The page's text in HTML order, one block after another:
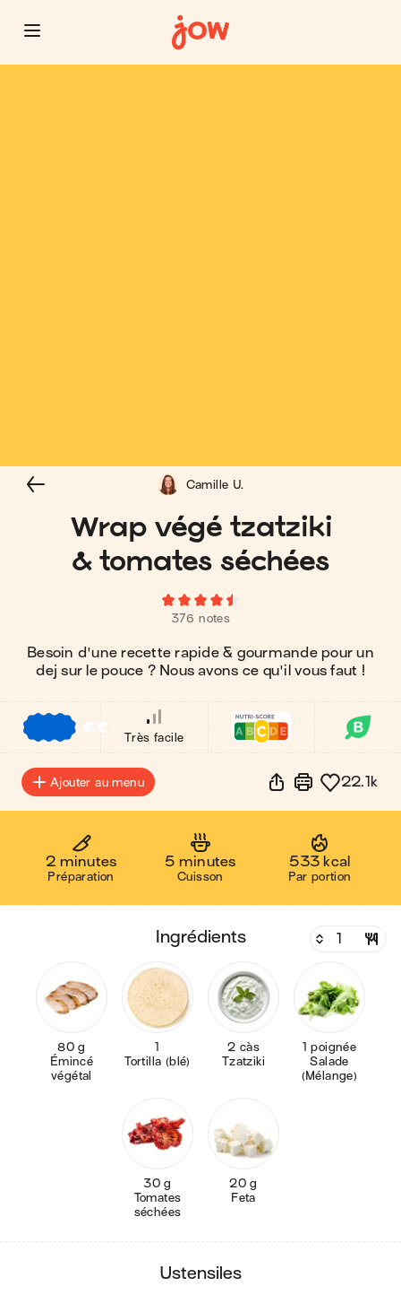
Wrap végé tzatziki
& tomates séchées
376 notes
Besoin d'une recette rapide & gourmande pour un
dej sur le pouce ? Nous avons ce qu'il vous faut !
Camille U.
€€
Très facile
Ajouter au menu 22.1k
2 minutes
Préparation
5 minutes
Cuisson
533 kcal
Par portion
ingrédients
80 g
Émincé
végétal
1
Tortilla (blé)
2 càs
Tzatziki
1 poignée
Salade
(Mélange)
30 g
Tomates
séchées
20 g
Feta
ustensiles